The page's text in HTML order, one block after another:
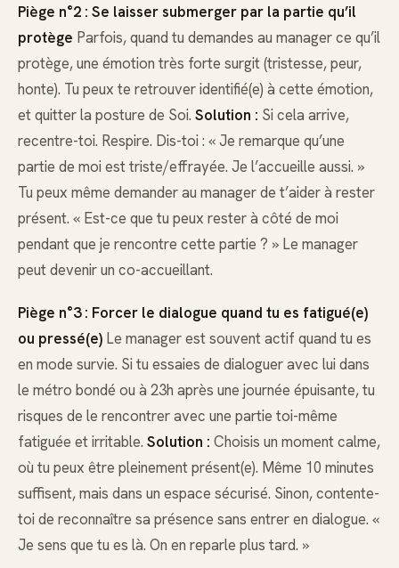
Piège n°2 : Se laisser submerger par la partie qu’il
protège Parfois, quand tu demandes au manager ce qu’il
protège, une émotion très forte surgit (tristesse, peur,
honte). Tu peux te retrouver identifié(e) à cette émotion,
et quitter la posture de Soi. Solution : Si cela arrive,
recentre-toi. Respire. Dis-toi : « Je remarque qu’une
partie de moi est triste/effrayée. Je l’accueille aussi. »
Tu peux même demander au manager de t’aider à rester
présent. « Est-ce que tu peux rester à côté de moi
pendant que je rencontre cette partie ? » Le manager
peut devenir un co-accueillant.
Piège n°3 : Forcer le dialogue quand tu es fatigué(e)
ou pressé(e) Le manager est souvent actif quand tu es
en mode survie. Si tu essaies de dialoguer avec lui dans
le métro bondé ou à 23h après une journée épuisante, tu
risques de le rencontrer avec une partie toi-même
fatiguée et irritable. Solution : Choisis un moment calme,
où tu peux être pleinement présent(e). Même 10 minutes
suffisent, mais dans un espace sécurisé. Sinon, contente-
toi de reconnaître sa présence sans entrer en dialogue. «
Je sens que tu es là. On en reparle plus tard. »